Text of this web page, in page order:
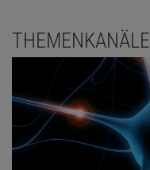
THEMENKANÄLE